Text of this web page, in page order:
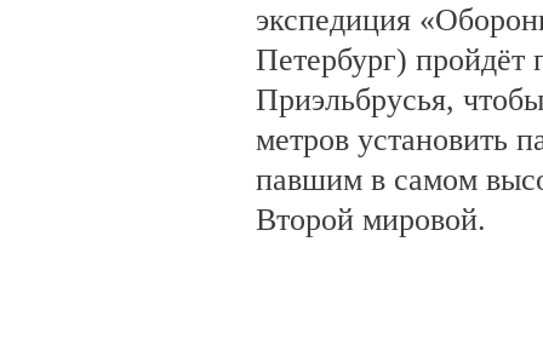
экспедиция
Петербург) пройдёт
Приэльбрусья,
метров установить
павшим в самом
Второй мировой.